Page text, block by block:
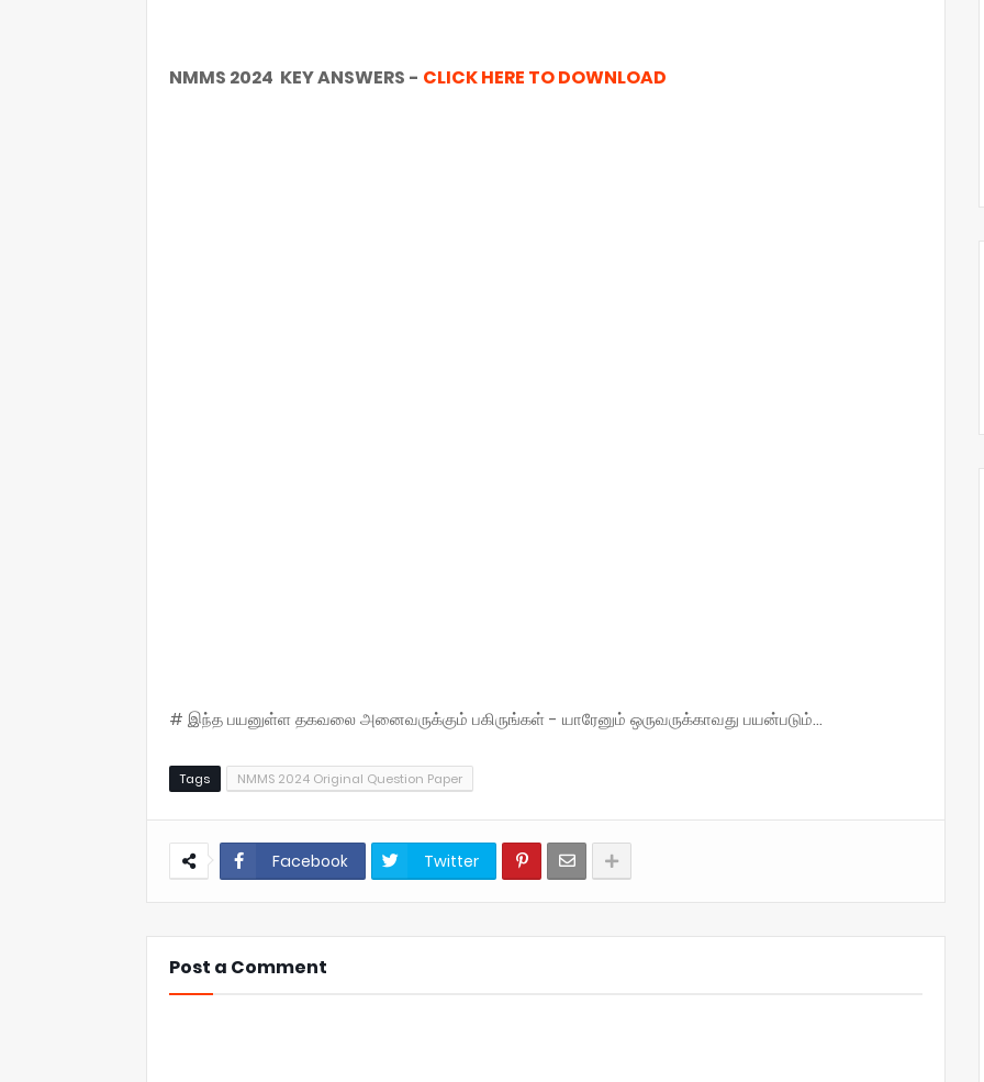
NMMS 2024 KEY ANSWERS - CLICK HERE TO DOWNLOAD
# இந்த பயனுள்ள தகவலை அனைவருக்கும் பகிருங்கள் - யாரேனும் ஒருவருக்காவது பயன்படும்...
Tags NMMS 2024 Original Question Paper
Facebook Twitter
Post a Comment